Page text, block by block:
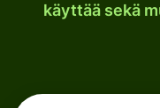
käyttää sekä